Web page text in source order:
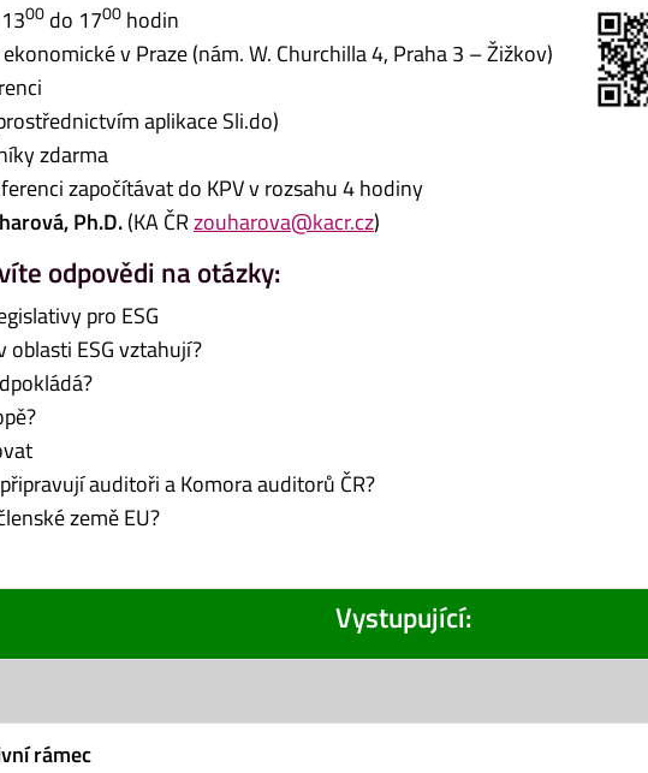
00 do 1700 hodin
v Praze (nám. W. Churchilla 4, Praha 3 – Žižkov)
aplikace Sli.do)
zdarma
započítávat do KPV v rozsahu 4 hodiny
Ph.D.(KA ČRzouharova@kacr.cz)
odpovědi na otázky:
pro ESG
ESG vztahují?
auditoři a Komora auditorů ČR?
země EU?
Vystupující:
rámec